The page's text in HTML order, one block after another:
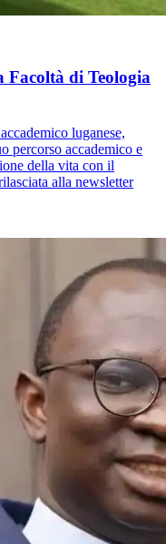
di Teologia
luganese,
percorso accademico e
della vita con il
alla newsletter